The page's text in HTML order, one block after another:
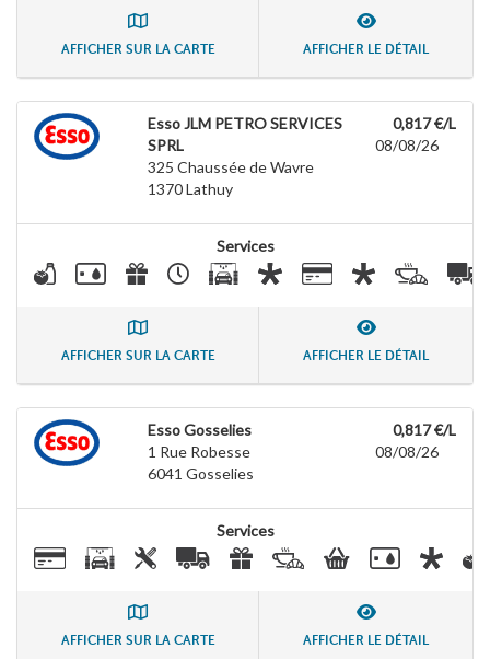
AFFICHER SUR LA CARTE AFFICHER LE DÉTAIL
Esso JLM PETRO SERVICES
SPRL
325 Chaussée de Wavre
1370Lathuy
0,817 €/L
08/08/26
Services
AFFICHER SUR LA CARTE AFFICHER LE DÉTAIL
Esso Gosselies
1 Rue Robesse
6041 Gosselies
0,817 €/L
08/08/26
Services
AFFICHER SUR LA CARTE AFFICHER LE DÉTAIL